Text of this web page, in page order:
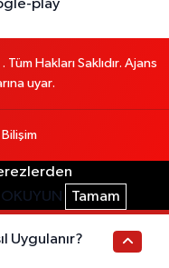
Hakları Saklıdır. Ajans
uyar.
Bilişim
OKUYUN Tamam
Uygulanır?